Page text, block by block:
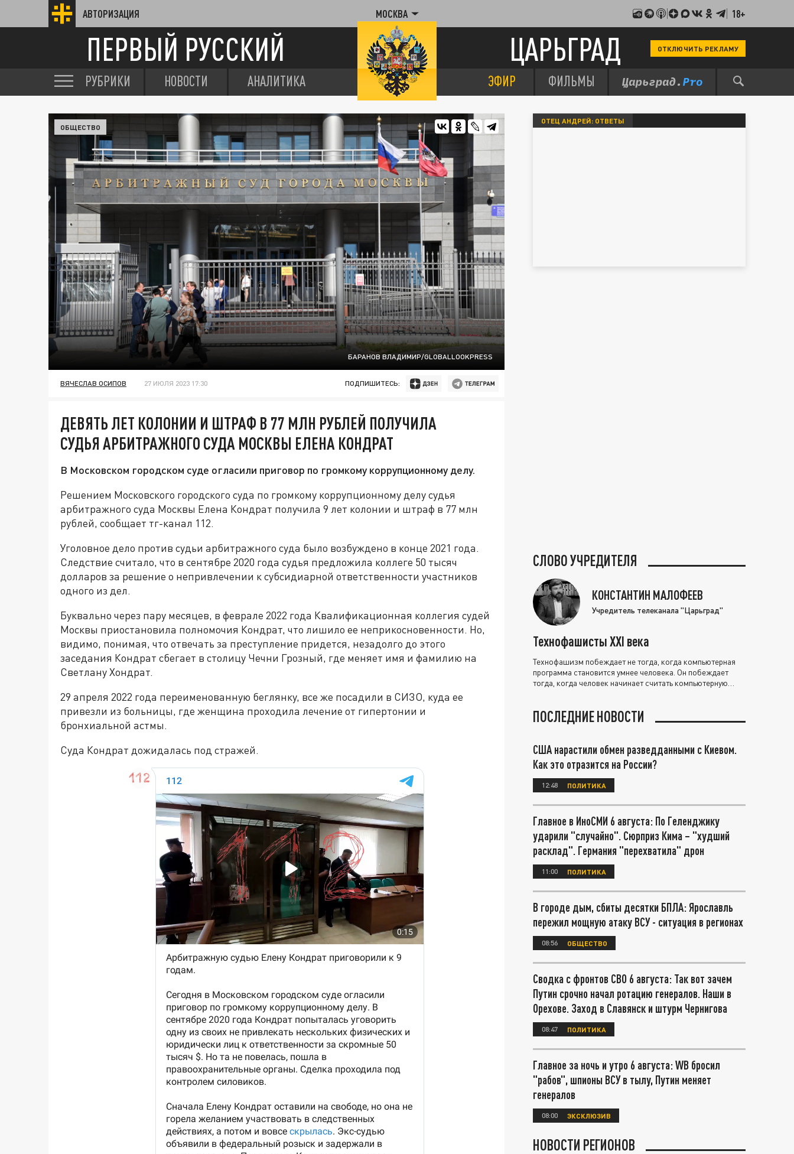
АВТОРИЗАЦИЯ МОСКВА 18+
ПЕРВЫЙ РУССКИЙ ЦАРЬГРАД ОТКЛЮЧИТЬ РЕКЛАМУ
РУБРИКИ НОВОСТИ АНАЛИТИКА ЭФИР ФИЛЬМЫ
БАРАНОВ ВЛАДИМИР/GLOBALLOOKPRESS
ОБЩЕСТВО
ВЯЧЕСЛАВ ОСИПОВ 27 ИЮЛЯ 2023 17:30 ПОДПИШИТЕСЬ:
ДЕВЯТЬ ЛЕТ КОЛОНИИ И ШТРАФ В 77 МЛН РУБЛЕЙ ПОЛУЧИЛА
СУДЬЯ АРБИТРАЖНОГО СУДА МОСКВЫ ЕЛЕНА КОНДРАТ
В Московском городском суде огласили приговор по громкому коррупционному делу.
Решением Московского городского суда по громкому коррупционному делу судья
арбитражного суда Москвы Елена Кондрат получила 9 лет колонии и штраф в 77 млн
рублей, сообщает тг-канал 112.
Уголовное дело против судьи арбитражного суда было возбуждено в конце 2021 года.
Следствие считало, что в сентябре 2020 года судья предложила коллеге 50 тысяч
долларов за решение о непривлечении к субсидиарной ответственности участников
одного из дел.
Буквально через пару месяцев, в феврале 2022 года Квалификационная коллегия судей
Москвы приостановила полномочия Кондрат, что лишило ее неприкосновенности. Но,
видимо, понимая, что отвечать за преступление придется, незадолго до этого
заседания Кондрат сбегает в столицу Чечни Грозный, где меняет имя и фамилию на
Светлану Хондрат.
29 апреля 2022 года переименованную беглянку, все же посадили в СИЗО, куда ее
привезли из больницы, где женщина проходила лечение от гипертонии и
бронхиальной астмы.
Суда Кондрат дожидалась под стражей.
ОТЕЦ АНДРЕЙ: ОТВЕТЫ
СЛОВО УЧРЕДИТЕЛЯ
КОНСТАНТИН МАЛОФЕЕВ
Учредитель телеканала "Царьград"
Технофашисты XXI века
Технофашизм побеждает не тогда, когда компьютерная
программа становится умнее человека. Он побеждает
тогда, когда человек начинает считать компьютерную
ПОСЛЕДНИЕ НОВОСТИ
США нарастили обмен разведданными с Киевом.
Как это отразится на России?
12:48 ПОЛИТИКА
Главное в ИноСМИ 6 августа: По Геленджику
ударили "случайно". Сюрприз Кима – "худший
расклад". Германия "перехватила" дрон
11:00 ПОЛИТИКА
В городе дым, сбиты десятки БПЛА: Ярославль
пережил мощную атаку ВСУ - ситуация в регионах
08:56 ОБЩЕСТВО
Сводка с фронтов СВО 6 августа: Так вот зачем
Путин срочно начал ротацию генералов. Наши в
Орехове. Заход в Славянск и штурм Чернигова
08:47 ПОЛИТИКА
Главное за ночь и утро 6 августа: WB бросил
"рабов", шпионы ВСУ в тылу, Путин меняет
генералов
08:00 ЭКСКЛЮЗИВ
НОВОСТИ РЕГИОНОВ